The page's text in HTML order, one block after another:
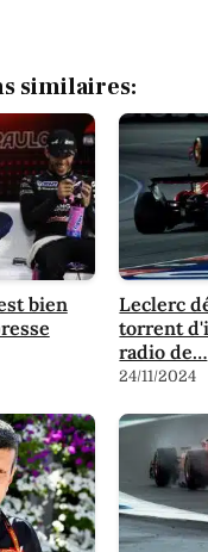
similaires:
bien
Leclerc
torrent
radio de…
24/11/2024